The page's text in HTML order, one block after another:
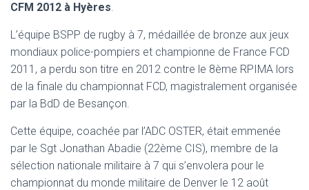
CFM 2012 à Hyères.
L’équipe BSPP de rugby à 7, médaillée de bronze aux jeux
mondiaux police-pompiers et championne de France FCD
2011, a perdu son titre en 2012 contre le 8ème RPIMA lors
de la finale du championnat FCD, magistralement organisée
par la BdD de Besançon.
Cette équipe, coachée par l’ADC OSTER, était emmenée
par le Sgt Jonathan Abadie (22ème CIS), membre de la
sélection nationale militaire à 7 qui s’envolera pour le
championnat du monde militaire de Denver le 12 août